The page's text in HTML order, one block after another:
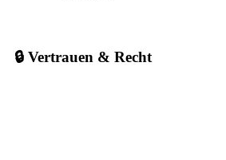
🔒 Vertrauen & Recht